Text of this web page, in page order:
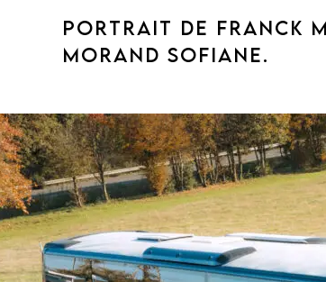
PORTRAIT DE FRANCK
MORAND SOFIANE.